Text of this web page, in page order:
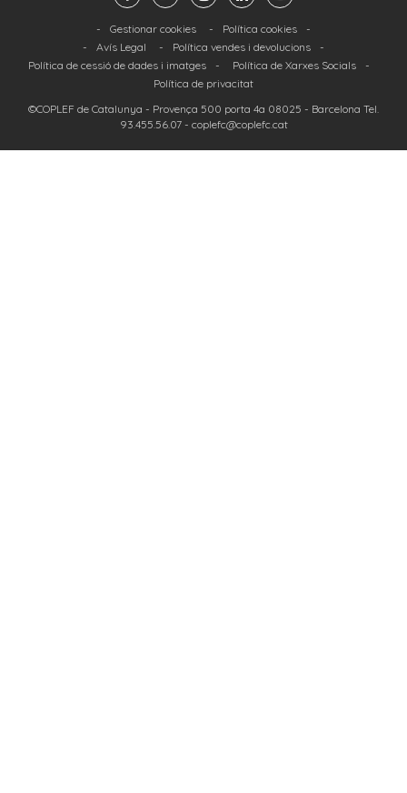
- Gestionar cookies - Política cookies
-
-
Avís Legal - Política vendes i devolucions
-
Política de cessió de dades i imatges
- Política de Xarxes Socials
-
Política de privacitat
©COPLEF de Catalunya - Provença 500 porta 4a 08025 - Barcelona Tel.
93.455.56.07- coplefc@coplefc.cat